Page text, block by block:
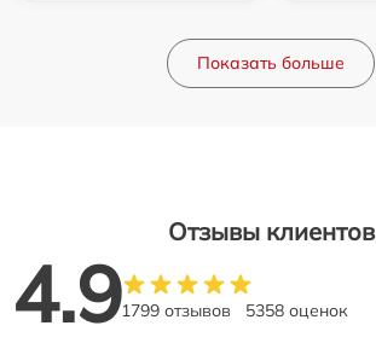
Показать больше
Отзывы клиентов
4.91799 отзывов 5358 оценок